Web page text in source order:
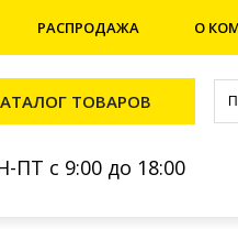
РАСПРОДАЖА О
ТОВАРОВ
ПТ с 9:00 до 18:00